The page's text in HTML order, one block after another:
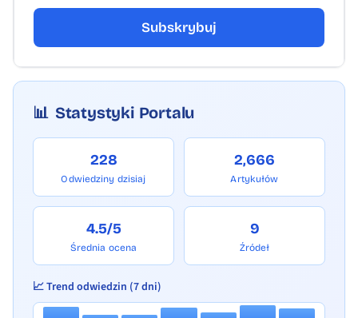
Subskrybuj
📊 Statystyki Portalu
228
Odwiedziny dzisiaj
2,666
Artykułów
4.5/5
Średnia ocena
9
Źródeł
📈 Trend odwiedzin (7 dni)